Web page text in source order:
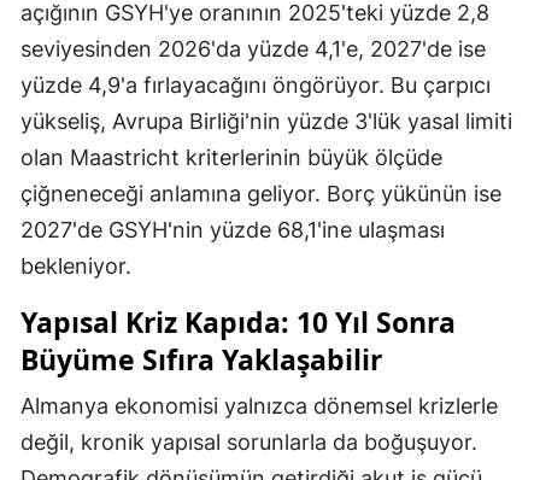
açığının GSYH'ye oranının 2025'teki yüzde 2,8
seviyesinden 2026'da yüzde 4,1'e, 2027'de ise
yüzde 4,9'a fırlayacağını öngörüyor. Bu çarpıcı
yükseliş, Avrupa Birliği'nin yüzde 3'lük yasal limiti
olan Maastricht kriterlerinin büyük ölçüde
çiğneneceği anlamına geliyor. Borç yükünün ise
2027'de GSYH'nin yüzde 68,1'ine ulaşması
bekleniyor.
Yapısal Kriz Kapıda: 10 Yıl Sonra
Büyüme Sıfıra Yaklaşabilir
Almanya ekonomisi yalnızca dönemsel krizlerle
değil, kronik yapısal sorunlarla da boğuşuyor.